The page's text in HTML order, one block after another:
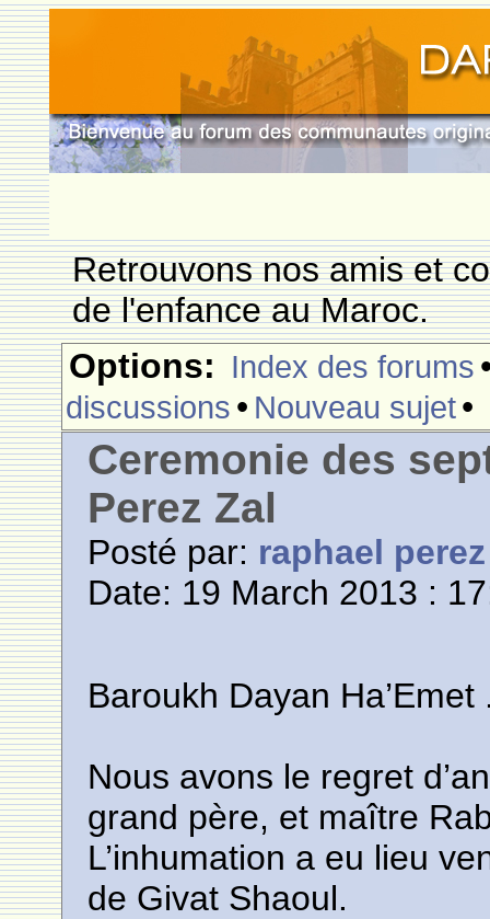
Retrouvons nos amis et
de l'enfance au Maroc.
Options: Index des forums
discussions • Nouveau sujet•
Ceremonie des
Perez Zal
Posté par: raphael perez
Date: 19 March 2013 :
Baroukh Dayan Ha’Emet
Nous avons le regret
grand père, et maître
L’inhumation a eu lieu
de Givat Shaoul.